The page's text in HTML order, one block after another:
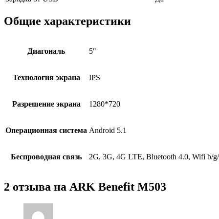
Общие характеристики
Диагональ 5"
Технология экрана IPS
Разрешение экрана 1280*720
Операционная система Android 5.1
Беспроводная связь 2G, 3G, 4G LTE, Bluetooth 4.0, Wifi b/
2 отзыва на ARK Benefit M503